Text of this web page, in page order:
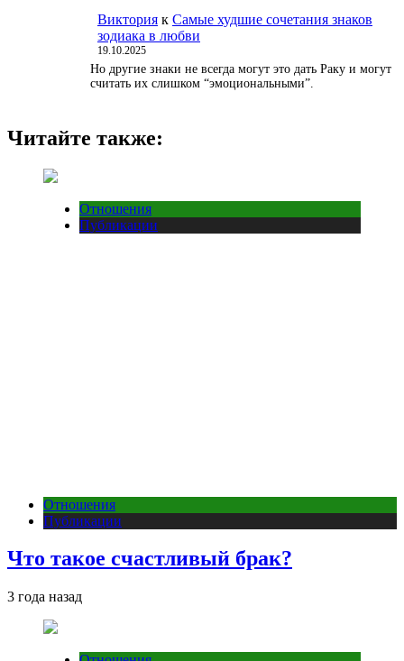
Виктория к Самые худшие сочетания знаков
зодиака в любви
19.10.2025
Но другие знаки не всегда могут это дать Раку и могут
считать их слишком “эмоциональными”.
Читайте также:
Отношения
Публикации
Отношения
Публикации
Что такое счастливый брак?
3 года назад